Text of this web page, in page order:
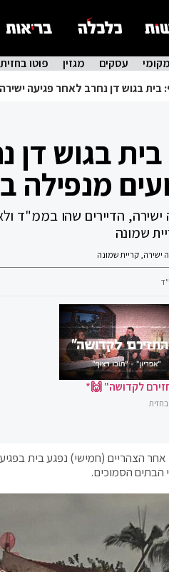
מקומי עסקים מגזין פוטו בחזית
בית בגוש דן נחרב לאחר פגיעה
בגוש דן
מנפילה
הדיירים שהו בממ"ד
שמונה
ישירה, קריית שמונה
לקדושה" 🙌*
הצהריים (חמישי) נפגע בית
הבתים הסמוכים.